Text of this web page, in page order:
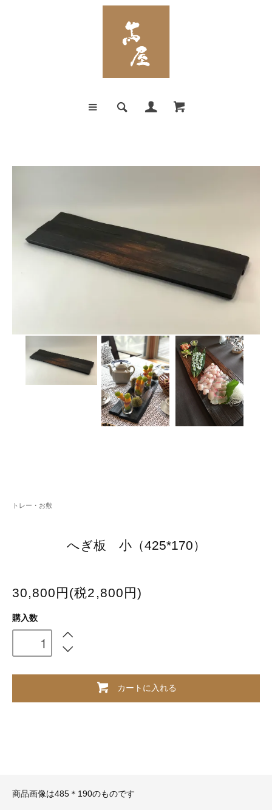
トレー・お敷
へぎ板 小（425*170）
30,800円(税2,800円)
購入数
カートに入れる
商品画像は485＊190のものです